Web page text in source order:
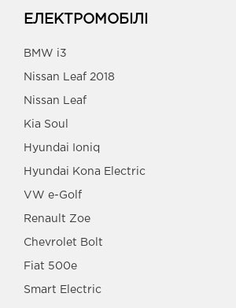
ЕЛЕКТРОМОБІЛІ
BMW i3
Nissan Leaf 2018
Nissan Leaf
Kia Soul
Hyundai Ioniq
Hyundai Kona Electric
VW e-Golf
Renault Zoe
Chevrolet Bolt
Fiat 500e
Smart Electric